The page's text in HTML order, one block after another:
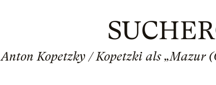
Anton Kopetzky / Kopetzki als „Mazur